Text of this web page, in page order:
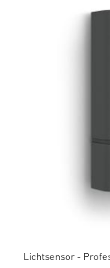
Lichtsensor -